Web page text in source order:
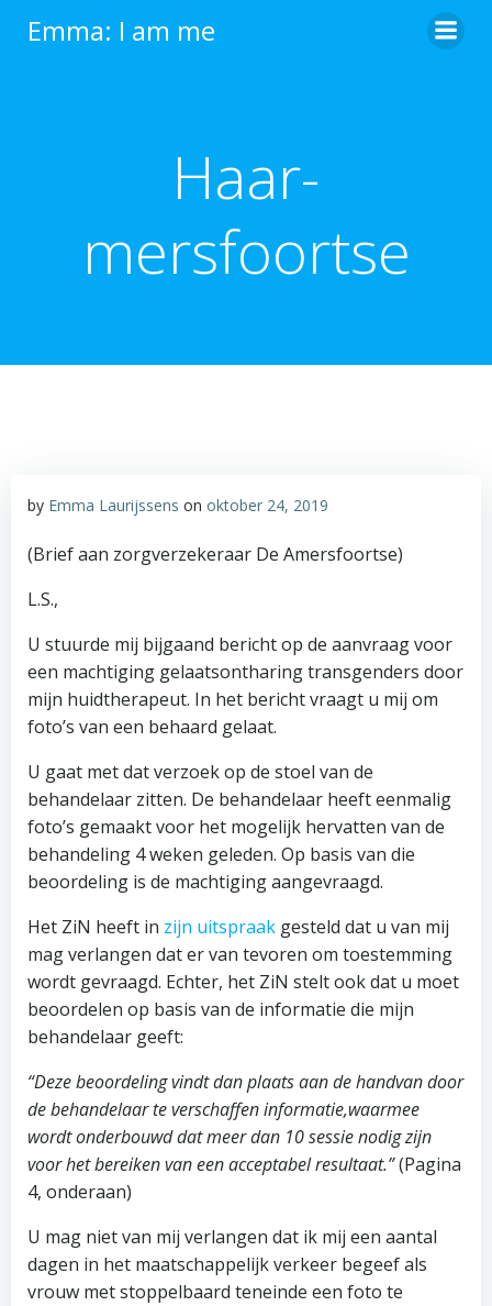
Emma: I am me
Haar-
mersfoortse
by Emma Laurijssens on oktober 24, 2019
(Brief aan zorgverzekeraar De Amersfoortse)
L.S.,
U stuurde mij bijgaand bericht op de aanvraag voor
een machtiging gelaatsontharing transgenders door
mijn huidtherapeut. In het bericht vraagt u mij om
foto’s van een behaard gelaat.
U gaat met dat verzoek op de stoel van de
behandelaar zitten. De behandelaar heeft eenmalig
foto’s gemaakt voor het mogelijk hervatten van de
behandeling 4 weken geleden. Op basis van die
beoordeling is de machtiging aangevraagd.
Het ZiN heeft in zijn uitspraak gesteld dat u van mij
mag verlangen dat er van tevoren om toestemming
wordt gevraagd. Echter, het ZiN stelt ook dat u moet
beoordelen op basis van de informatie die mijn
behandelaar geeft:
“Deze beoordeling vindt dan plaats aan de handvan door
de behandelaar te verschaffen informatie,waarmee
wordt onderbouwd dat meer dan 10 sessie nodig zijn
voor het bereiken van een acceptabel resultaat.”(Pagina
4, onderaan)
U mag niet van mij verlangen dat ik mij een aantal
dagen in het maatschappelijk verkeer begeef als
vrouw met stoppelbaard teneinde een foto te